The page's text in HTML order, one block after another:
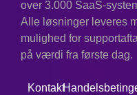
over 3.000 SaaS-
Alle løsninger leveres
mulighed for
på værdi fra første dag.
Kontakt